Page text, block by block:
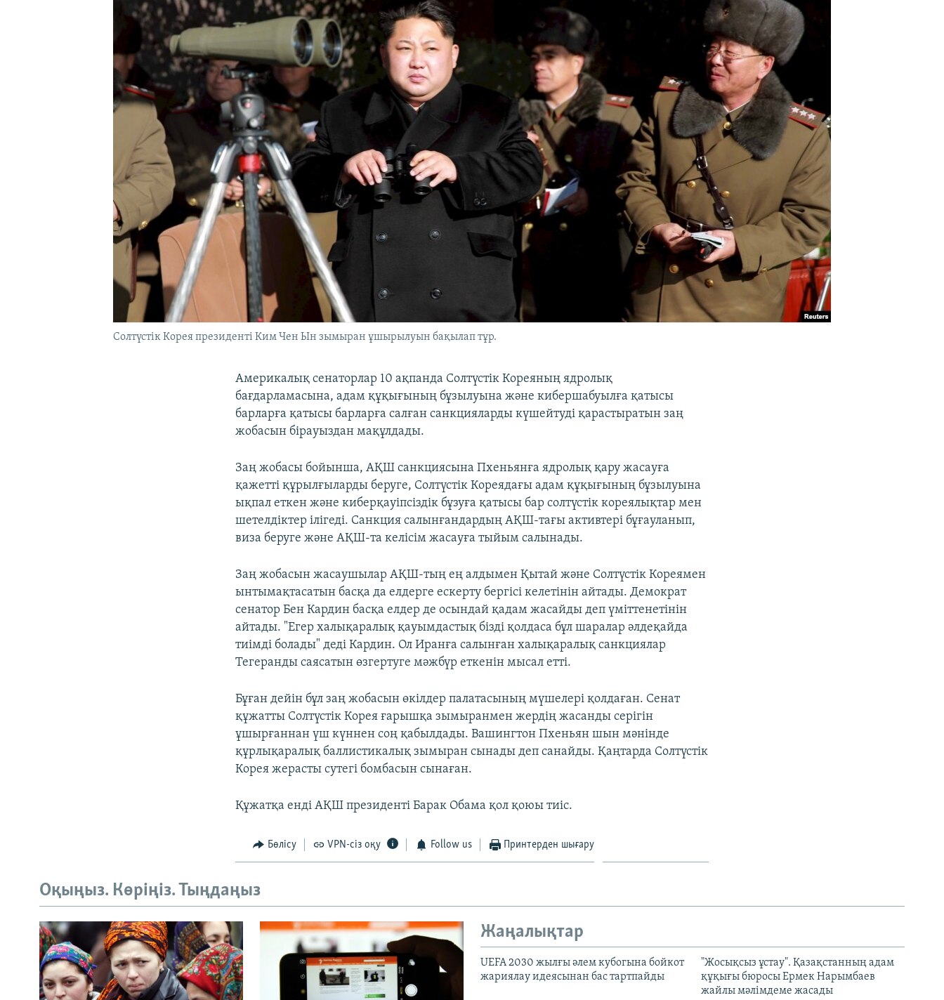
Солтүстік Корея президенті Ким Чен Ын зымыран ұшырылуын бақылап тұр.
Америкалық сенаторлар 10 ақпанда Солтүстік Кореяның ядролық
бағдарламасына, адам құқығының бұзылуына және кибершабуылға қатысы
барларға қатысы барларға салған санкцияларды күшейтуді қарастыратын заң
жобасын бірауыздан мақұлдады.
Заң жобасы бойынша, АҚШ санкциясына Пхеньянға ядролық қару жасауға
қажетті құрылғыларды беруге, Солтүстік Кореядағы адам құқығының бұзылуына
ықпал еткен және киберқауіпсіздік бұзуға қатысы бар солтүстік кореялықтар мен
шетелдіктер ілігеді. Санкция салынғандардың АҚШ-тағы активтері бұғауланып,
виза беруге және АҚШ-та келісім жасауға тыйым салынады.
Заң жобасын жасаушылар АҚШ-тың ең алдымен Қытай және Солтүстік Кореямен
ынтымақтасатын басқа да елдерге ескерту бергісі келетінін айтады. Демократ
сенатор Бен Кардин басқа елдер де осындай қадам жасайды деп үміттенетінін
айтады. "Егер халықаралық қауымдастық бізді қолдаса бұл шаралар әлдеқайда
тиімді болады" деді Кардин. Ол Иранға салынған халықаралық санкциялар
Тегеранды саясатын өзгертуге мәжбүр еткенін мысал етті.
Бұған дейін бұл заң жобасын өкілдер палатасының мүшелері қолдаған. Сенат
құжатты Солтүстік Корея ғарышқа зымыранмен жердің жасанды серігін
ұшырғаннан үш күннен соң қабылдады. Вашингтон Пхеньян шын мәнінде
құрлықаралық баллистикалық зымыран сынады деп санайды. Қаңтарда Солтүстік
Корея жерасты сутегі бомбасын сынаған.
Құжатқа енді АҚШ президенті Барак Обама қол қоюы тиіс.
Бөлісу VPN-сіз оқу Follow us Принтерден шығару
Оқыңыз. Көріңіз. Тыңдаңыз
Жаңалықтар
UEFA 2030 жылғы әлем кубогына бойкот
жариялау идеясынан бас тартпайды
"Жосықсыз ұстау". Қазақстанның адам
құқығы бюросы Ермек Нарымбаев
жайлы мәлімдеме жасады